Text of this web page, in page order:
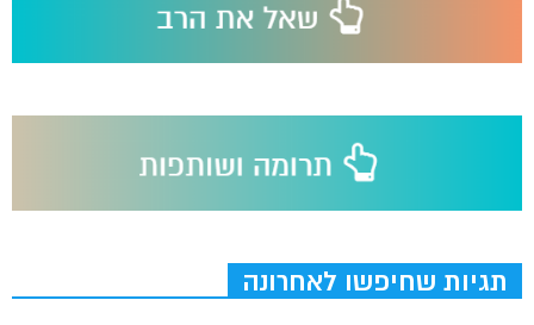
תגיות שחיפשו לאחרונה